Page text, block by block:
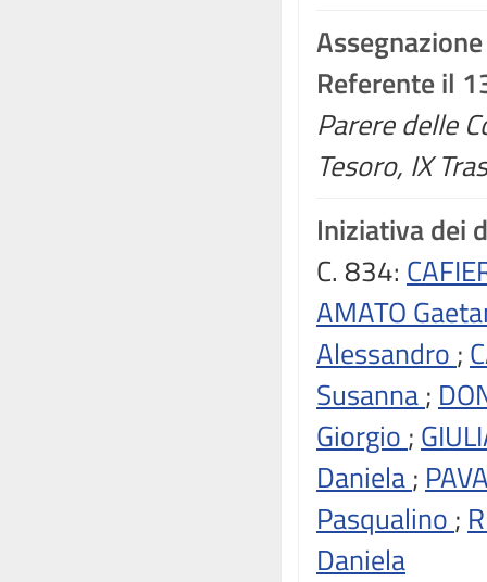
Assegnazione
Referente il
Parere delle
Tesoro, IX
Iniziativa dei
C. 834:
AMATO
Alessandro ;
Susanna;
Giorgio ;
Daniela;
Pasqualino ;
Daniela